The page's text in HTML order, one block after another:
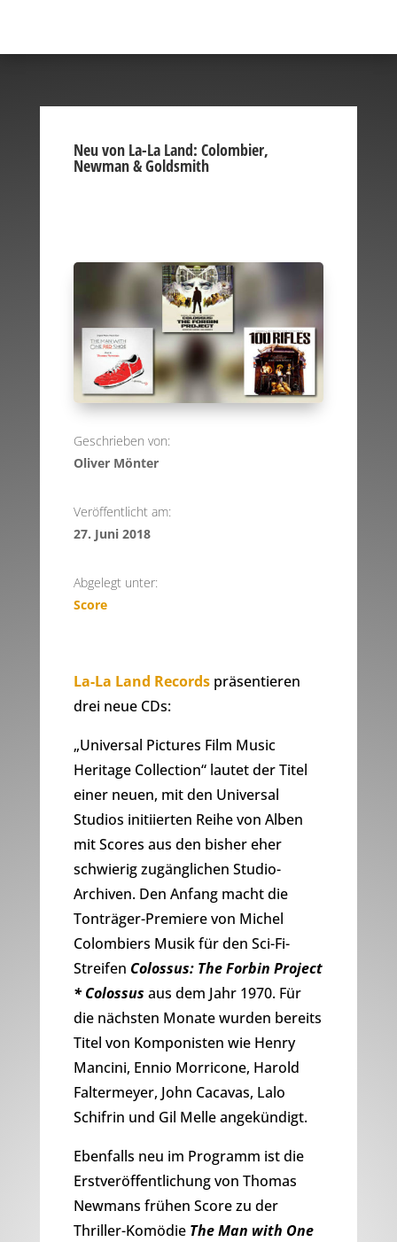
Neu von La-La Land: Colombier,
Newman & Goldsmith
Geschrieben von:
Oliver Mönter
Veröffentlicht am:
27. Juni 2018
Abgelegt unter:
Score
La-La Land Recordspräsentieren
drei neue CDs:
„Universal Pictures Film Music
Heritage Collection“ lautet der Titel
einer neuen, mit den Universal
Studios initiierten Reihe von Alben
mit Scores aus den bisher eher
schwierig zugänglichen Studio-
Archiven. Den Anfang macht die
Tonträger-Premiere von Michel
Colombiers Musik für den Sci-Fi-
Streifen Colossus: The Forbin Project
* Colossus aus dem Jahr 1970. Für
die nächsten Monate wurden bereits
Titel von Komponisten wie Henry
Mancini, Ennio Morricone, Harold
Faltermeyer, John Cacavas, Lalo
Schifrin und Gil Melle angekündigt.
Ebenfalls neu im Programm ist die
Erstveröffentlichung von Thomas
Newmans frühen Score zu der
Thriller-Komödie The Man with One